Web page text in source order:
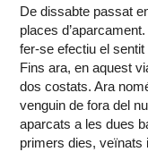
De dissabte passat
places
fer-se efectiu el sentit
Fins ara, en aquest
dos costats. Ara
venguin de fora del
aparcats a les dues
primers dies, veïnats